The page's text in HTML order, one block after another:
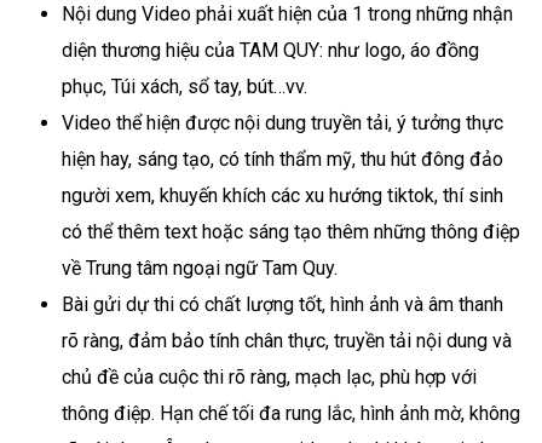
Nội dung Video phải xuất hiện của 1 trong những nhận
diện thương hiệu của TAM QUY: như logo, áo đồng
phục, Túi xách, sổ tay, bút…vv.
Video thể hiện được nội dung truyền tải, ý tưởng thực
hiện hay, sáng tạo, có tính thẩm mỹ, thu hút đông đảo
người xem, khuyến khích các xu hướng tiktok, thí sinh
có thể thêm text hoặc sáng tạo thêm những thông điệp
về Trung tâm ngoại ngữ Tam Quy.
Bài gửi dự thi có chất lượng tốt, hình ảnh và âm thanh
rõ ràng, đảm bảo tính chân thực, truyền tải nội dung và
chủ đề của cuộc thi rõ ràng, mạch lạc, phù hợp với
thông điệp. Hạn chế tối đa rung lắc, hình ảnh mờ, không